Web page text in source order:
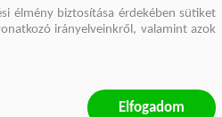
élmény biztosítása érdekében sütiket
irányelveinkről, valamint azok
Elfogadom